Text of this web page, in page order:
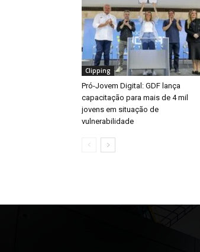
Clipping
Pró-Jovem Digital: GDF lança
capacitação para mais de 4 mil
jovens em situação de
vulnerabilidade